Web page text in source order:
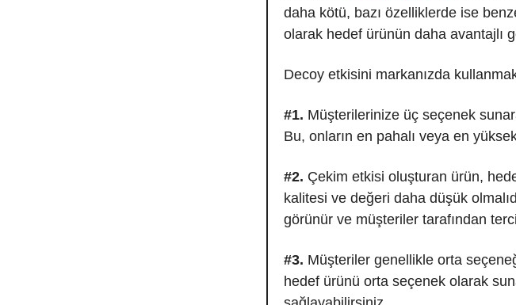
daha kötü, bazı özelliklerde ise
olarak hedef ürünün daha avantajlı
Decoy etkisini markanızda
#1. Müşterilerinize üç seçenek
Bu, onların en pahalı veya en
#2. Çekim etkisi oluşturan ürün,
kalitesi ve değeri daha düşük
görünür ve müşteriler tarafından
#3. Müşteriler genellikle orta
hedef ürünü orta seçenek olarak